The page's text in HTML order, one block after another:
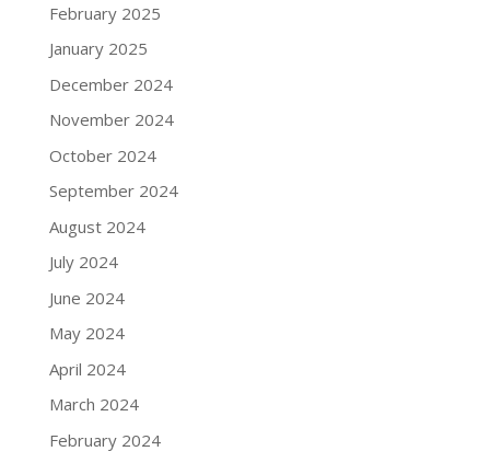
February 2025
January 2025
December 2024
November 2024
October 2024
September 2024
August 2024
July 2024
June 2024
May 2024
April 2024
March 2024
February 2024